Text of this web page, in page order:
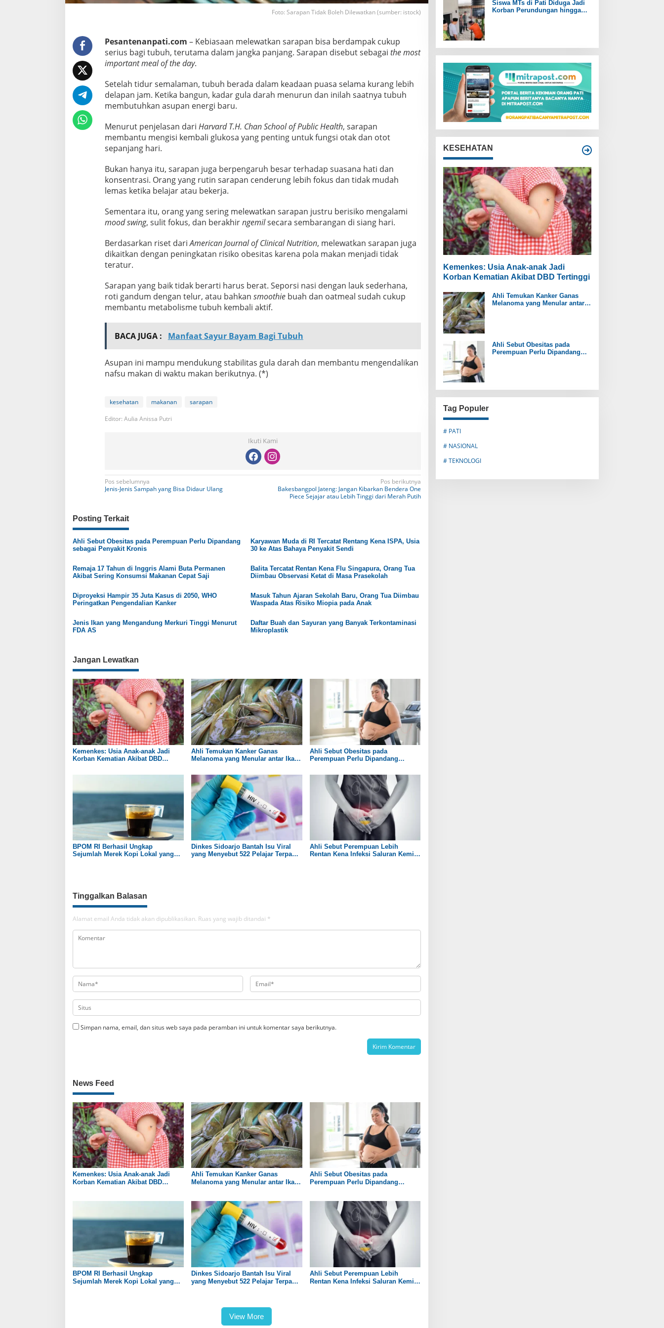
Foto: Sarapan Tidak Boleh Dilewatkan (sumber: istock)
Pesantenanpati.com – Kebiasaan melewatkan sarapan bisa berdampak cukup
serius bagi tubuh, terutama dalam jangka panjang. Sarapan disebut sebagai the most
important meal of the day.
Setelah tidur semalaman, tubuh berada dalam keadaan puasa selama kurang lebih
delapan jam. Ketika bangun, kadar gula darah menurun dan inilah saatnya tubuh
membutuhkan asupan energi baru.
Menurut penjelasan dari Harvard T.H. Chan School of Public Health, sarapan
membantu mengisi kembali glukosa yang penting untuk fungsi otak dan otot
sepanjang hari.
Bukan hanya itu, sarapan juga berpengaruh besar terhadap suasana hati dan
konsentrasi. Orang yang rutin sarapan cenderung lebih fokus dan tidak mudah
lemas ketika belajar atau bekerja.
Sementara itu, orang yang sering melewatkan sarapan justru berisiko mengalami
mood swing, sulit fokus, dan berakhirngemilsecara sembarangan di siang hari.
Berdasarkan riset dariAmerican Journal of Clinical Nutrition, melewatkan sarapan juga
dikaitkan dengan peningkatan risiko obesitas karena pola makan menjadi tidak
teratur.
Sarapan yang baik tidak berarti harus berat. Seporsi nasi dengan lauk sederhana,
roti gandum dengan telur, atau bahkan smoothiebuah dan oatmeal sudah cukup
membantu metabolisme tubuh kembali aktif.
BACA JUGA : Manfaat Sayur Bayam Bagi Tubuh
Asupan ini mampu mendukung stabilitas gula darah dan membantu mengendalikan
nafsu makan di waktu makan berikutnya. (*)
kesehatan makanan
sarapan
Editor: Aulia Anissa Putri
Ikuti Kami
N
v
i
g
a
s
i
p
o
s
Pos sebelumnya
Jenis-Jenis Sampah yang Bisa Didaur Ulang
Pos berikutnya
Bakesbangpol Jateng: Jangan Kibarkan Bendera One
Piece Sejajar atau Lebih Tinggi dari Merah Putih
Posting Terkait
Ahli Sebut Obesitas pada Perempuan Perlu Dipandang
sebagai Penyakit Kronis
Karyawan Muda di RI Tercatat Rentang Kena ISPA, Usia
30 ke Atas Bahaya Penyakit Sendi
Remaja 17 Tahun di Inggris Alami Buta Permanen
Akibat Sering Konsumsi Makanan Cepat Saji
Balita Tercatat Rentan Kena Flu Singapura, Orang Tua
Diimbau Observasi Ketat di Masa Prasekolah
Diproyeksi Hampir 35 Juta Kasus di 2050, WHO
Peringatkan Pengendalian Kanker
Masuk Tahun Ajaran Sekolah Baru, Orang Tua Diimbau
Waspada Atas Risiko Miopia pada Anak
Jenis Ikan yang Mengandung Merkuri Tinggi Menurut
FDA AS
Daftar Buah dan Sayuran yang Banyak Terkontaminasi
Mikroplastik
Jangan Lewatkan
Kemenkes: Usia Anak-anak Jadi
Korban Kematian Akibat DBD
Ahli Temukan Kanker Ganas
Melanoma yang Menular antar Ikan
Ahli Sebut Obesitas pada
Perempuan Perlu Dipandang
BPOM RI Berhasil Ungkap
Sejumlah Merek Kopi Lokal yang
Dinkes Sidoarjo Bantah Isu Viral
yang Menyebut 522 Pelajar Terpapar
Ahli Sebut Perempuan Lebih
Rentan Kena Infeksi Saluran Kemih
Tinggalkan Balasan
Alamat email Anda tidak akan dipublikasikan. Ruas yang wajib ditandai *
Simpan nama, email, dan situs web saya pada peramban ini untuk komentar saya berikutnya.
News Feed
Kemenkes: Usia Anak-anak Jadi
Korban Kematian Akibat DBD
Ahli Temukan Kanker Ganas
Melanoma yang Menular antar Ikan
Ahli Sebut Obesitas pada
Perempuan Perlu Dipandang
BPOM RI Berhasil Ungkap
Sejumlah Merek Kopi Lokal yang
Dinkes Sidoarjo Bantah Isu Viral
yang Menyebut 522 Pelajar Terpapar
Ahli Sebut Perempuan Lebih
Rentan Kena Infeksi Saluran Kemih
View More
Siswa MTs di Pati Diduga Jadi
Korban Perundungan hingga
KESEHATAN
Kemenkes: Usia Anak-anak Jadi
Korban Kematian Akibat DBD Tertinggi
Ahli Temukan Kanker Ganas
Melanoma yang Menular antar
Ahli Sebut Obesitas pada
Perempuan Perlu Dipandang
Tag Populer
# PATI
# NASIONAL
# TEKNOLOGI